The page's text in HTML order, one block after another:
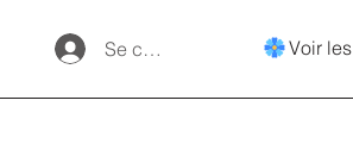
Se connecter Voir